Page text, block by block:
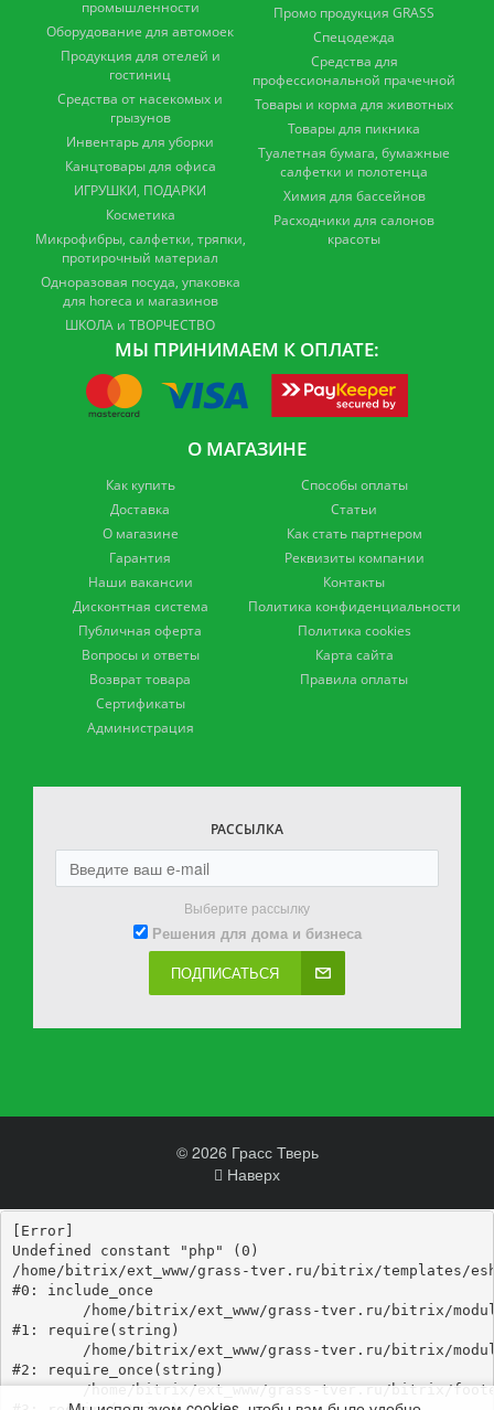
промышленности
Оборудование для автомоек
Продукция для отелей и
гостиниц
Средства от насекомых и
грызунов
Инвентарь для уборки
Канцтовары для офиса
ИГРУШКИ, ПОДАРКИ
Косметика
Микрофибры, салфетки, тряпки,
протирочный материал
Одноразовая посуда, упаковка
для horeca и магазинов
ШКОЛА и ТВОРЧЕСТВО
Промо продукция GRASS
Спецодежда
Средства для
профессиональной прачечной
Товары и корма для животных
Товары для пикника
Туалетная бумага, бумажные
салфетки и полотенца
Химия для бассейнов
Расходники для салонов
красоты
МЫ ПРИНИМАЕМ К ОПЛАТЕ:
О МАГАЗИНЕ
Как купить
Доставка
О магазине
Гарантия
Наши вакансии
Дисконтная система
Публичная оферта
Вопросы и ответы
Возврат товара
Сертификаты
Администрация
Способы оплаты
Статьи
Как стать партнером
Реквизиты компании
Контакты
Политика конфиденциальности
Политика cookies
Карта сайта
Правила оплаты
РАССЫЛКА
Выберите рассылку
Решения для дома и бизнеса
ПОДПИСАТЬСЯ
© 2026 Грасс Тверь
Наверх
[Error]
Undefined constant "php" (0)
/home/bitrix/ext_www/grass-tver.ru/bitrix/templates/
#0: include_once
#1: require(string)
#2: require_once(string)
	/home/bitrix/ext_www/grass-tver.ru/bitrix/footer.php:4